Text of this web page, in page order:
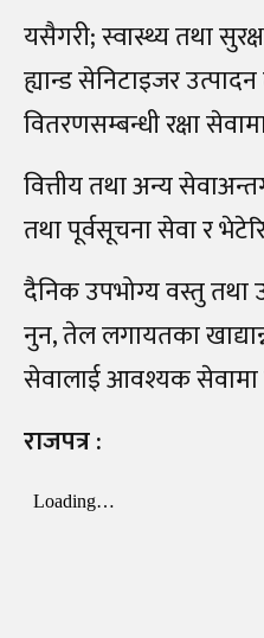
यसैगरी; स्वास्थ्य तथा
ह्यान्ड सेनिटाइजर
वितरणसम्बन्धी रक्षा
वित्तीय तथा अन्य
तथा पूर्वसूचना सेवा र
दैनिक उपभोग्य वस्तु तथा
नुन, तेल लगायतका
सेवालाई आवश्यक
राजपत्र :